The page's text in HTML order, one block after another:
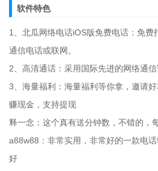
软件特色
1、北瓜网络电话iOS版免费电话：免费
通信电话或联网。
2、高清通话：采用国际先进的网络通
3、海量福利：海量福利等你拿，邀请
赚现金，支持提现
释一念：这个真有送分钟数，不错的，
a88w88：非常实用，非常好的一款电
好